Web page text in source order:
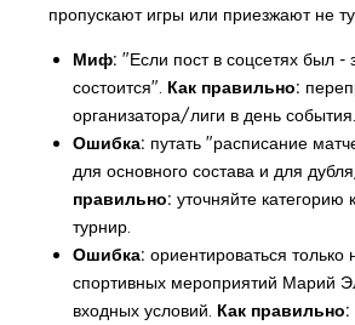
пропускают игры или приезжают не
Миф: "Если пост в соцсетях был -
состоится". Как правильно:
организатора/лиги в день события.
Ошибка: путать "расписание
для основного состава и для
правильно: уточняйте категорию
турнир.
Ошибка: ориентироваться
спортивных мероприятий Марий
входных условий. Как правильно: